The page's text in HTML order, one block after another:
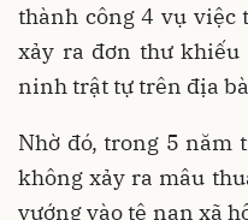
thành công 4 vụ việc
xảy ra đơn thư khiếu
ninh trật tự trên địa
Nhờ đó, trong 5 năm
không xảy ra mâu
vướng vào tệ nạn xã